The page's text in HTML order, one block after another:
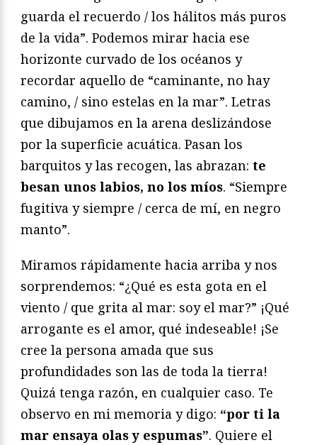
guarda el recuerdo / los hálitos más puros
de la vida”. Podemos mirar hacia ese
horizonte curvado de los océanos y
recordar aquello de “caminante, no hay
camino, / sino estelas en la mar”. Letras
que dibujamos en la arena deslizándose
por la superficie acuática. Pasan los
barquitos y las recogen, las abrazan: te
besan unos labios, no los míos. “Siempre
fugitiva y siempre / cerca de mí, en negro
manto”.
Miramos rápidamente hacia arriba y nos
sorprendemos: “¿Qué es esta gota en el
viento / que grita al mar: soy el mar?” ¡Qué
arrogante es el amor, qué indeseable! ¡Se
cree la persona amada que sus
profundidades son las de toda la tierra!
Quizá tenga razón, en cualquier caso. Te
observo en mi memoria y digo: “por ti la
mar ensaya olas y espumas”. Quiere el